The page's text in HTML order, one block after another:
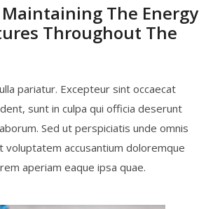
The Energy
Throughout The
pariatur. Excepteur sint occaecat
sunt in culpa qui officia deserunt
Sed ut perspiciatis unde omnis
accusantium doloremque
aperiam eaque ipsa quae.